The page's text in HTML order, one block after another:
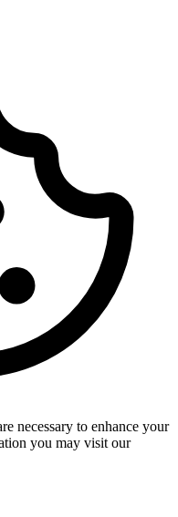
necessary to enhance your
you may visit our